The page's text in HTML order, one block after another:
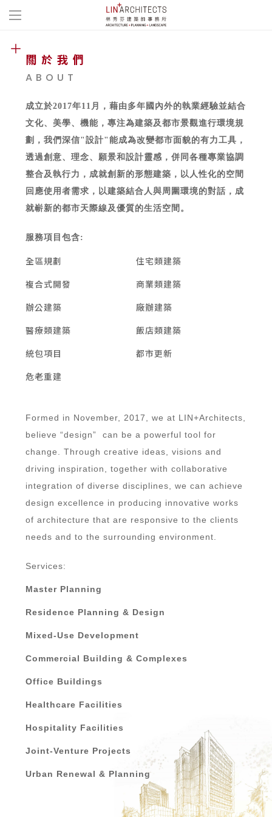
關於我們
ABOUT
成立於2017年11月，藉由多年國內外的執業經驗並結合
文化、美學、機能，專注為建築及都市景觀進行環境規
劃，我們深信"設計"能成為改變都市面貌的有力工具，
透過創意、理念、願景和設計靈感，併同各種專業協調
整合及執行力，成就創新的形態建築，以人性化的空間
回應使用者需求，以建築結合人與周圍環境的對話，成
就嶄新的都市天際線及優質的生活空間。
服務項目包含:
全區規劃
住宅類建築
複合式開發
商業類建築
辦公建築
廠辦建築
醫療類建築
飯店類建築
統包項目
都市更新
危老重建
Formed in November, 2017, we at LIN+Architects,
believe “design” can be a powerful tool for
change. Through creative ideas, visions and
driving inspiration, together with collaborative
integration of diverse disciplines, we can achieve
design excellence in producing innovative works
of architecture that are responsive to the clients
needs and to the surrounding environment.
Services:
Master Planning
Residence Planning & Design
Mixed-Use Development
Commercial Building & Complexes
Office Buildings
Healthcare Facilities
Hospitality Facilities
Joint-Venture Projects
Urban Renewal & Planning